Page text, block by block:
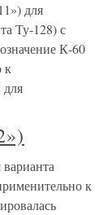
для
Ту-128) с
К-60
к
для
к